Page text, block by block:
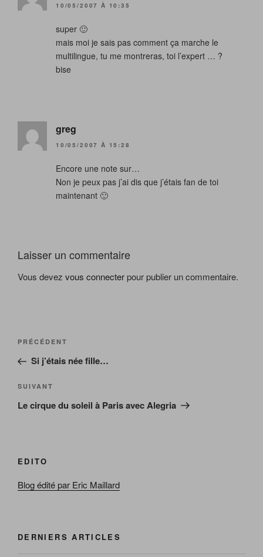
10/05/2007 À 10:35
super 🙂
mais moi je sais pas comment ça marche le
multilingue, tu me montreras, toi l’expert … ?
bise
greg
10/05/2007 À 15:28
Encore une note sur…
Non je peux pas j’ai dis que j’étais fan de toi
maintenant 🙂
Laisser un commentaire
Vous devez vous connecterpour publier un commentaire.
Navigation
l’article
Article
précédent
PRÉCÉDENT
Si j’étais née fille…
Article
suivant
SUIVANT
Le cirque du soleil à Paris avec Alegria
EDITO
Blog édité par Eric Maillard
DERNIERS ARTICLES